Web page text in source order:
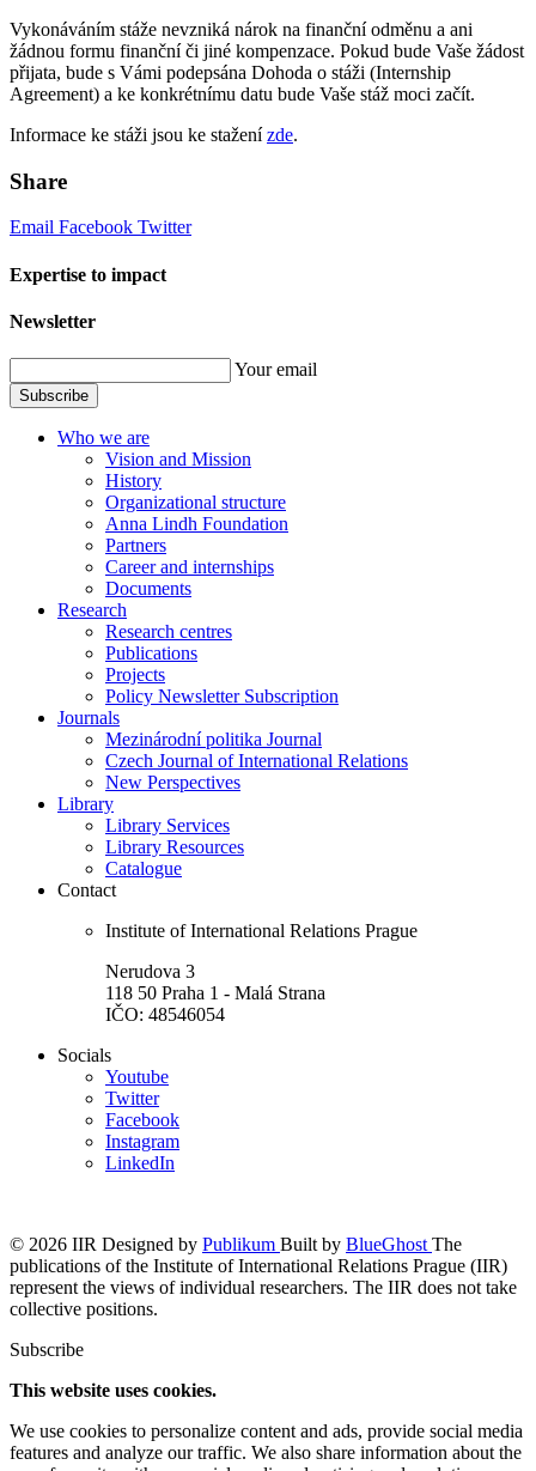
Vykonáváním stáže nevzniká nárok na finanční odměnu a ani
žádnou formu finanční či jiné kompenzace. Pokud bude Vaše žádost
přijata, bude s Vámi podepsána Dohoda o stáži (Internship
Agreement) a ke konkrétnímu datu bude Vaše stáž moci začít.
Informace ke stáži jsou ke staženízde.
Share
Email Facebook Twitter
Expertise to impact
Newsletter
Your email
Subscribe
Who we are
Vision and Mission
History
Organizational structure
Anna Lindh Foundation
Partners
Career and internships
Documents
Research
Research centres
Publications
Projects
Policy Newsletter Subscription
Journals
Mezinárodní politika Journal
Czech Journal of International Relations
New Perspectives
Library
Library Services
Library Resources
Catalogue
Contact
Institute of International Relations Prague
Nerudova 3
118 50 Praha 1 - Malá Strana
IČO: 48546054
Socials
Youtube
Twitter
Facebook
Instagram
LinkedIn
© 2026 IIR Designed by Publikum Built by BlueGhost The
publications of the Institute of International Relations Prague (IIR)
represent the views of individual researchers. The IIR does not take
collective positions.
Subscribe
This website uses cookies.
We use cookies to personalize content and ads, provide social media
features and analyze our traffic. We also share information about the